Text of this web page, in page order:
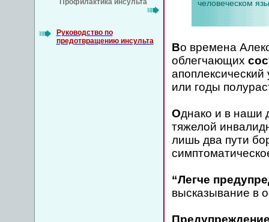
Профилактика инсульта
Руководство по
предотвращению инсульта
человеческом
Во времена
облегчающих
или годы
Однако и в наши
тяжелой
лишь два пути
“Легче
высказывание в